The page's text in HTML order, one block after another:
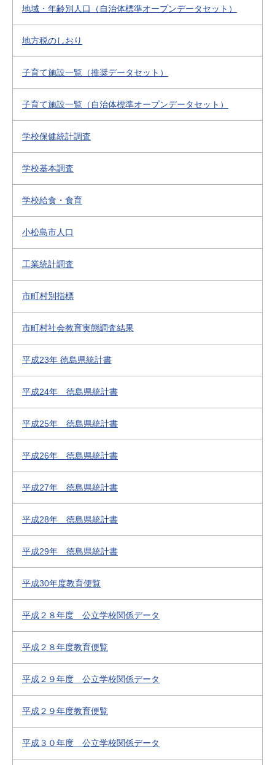
地域・年齢別人口（自治体標準オープンデータセット）
地方税のしおり
子育て施設一覧（推奨データセット）
子育て施設一覧（自治体標準オープンデータセット）
学校保健統計調査
学校基本調査
学校給食・食育
小松島市人口
工業統計調査
市町村別指標
市町村社会教育実態調査結果
平成23年 徳島県統計書
平成24年 徳島県統計書
平成25年 徳島県統計書
平成26年 徳島県統計書
平成27年 徳島県統計書
平成28年 徳島県統計書
平成29年 徳島県統計書
平成30年度教育便覧
平成２８年度 公立学校関係データ
平成２８年度教育便覧
平成２９年度 公立学校関係データ
平成２９年度教育便覧
平成３０年度 公立学校関係データ